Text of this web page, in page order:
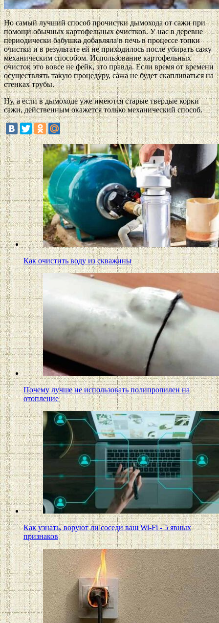
Но самый лучший способ прочистки дымохода от сажи при
помощи обычных картофельных очистков. У нас в деревне
периодически бабушка добавляла в печь в процессе топки
очистки и в результате ей не приходилось после убирать сажу
механическим способом. Использование картофельных
очисток это вовсе не фейк, это правда. Если время от времени
осуществлять такую процедуру, сажа не будет скапливаться на
стенках трубы.
Ну, а если в дымоходе уже имеются старые твердые корки
сажи, действенным окажется только механический способ.
Как очистить воду из скважины
Почему лучше не использовать полипропилен на
отопление
Как узнать, воруют ли соседи ваш Wi-Fi - 5 явных
признаков